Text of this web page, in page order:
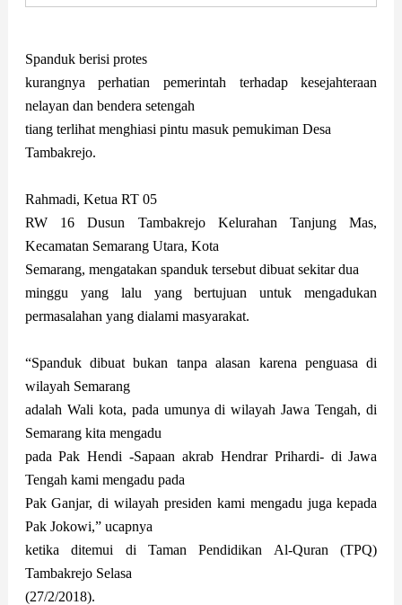
Spanduk berisi protes
kurangnyaperhatianpemerintah terhadapkesejahteraan
nelayan dan bendera setengah
tiangterlihat menghiasi pintu masuk pemukiman Desa
Tambakrejo.
Rahmadi, Ketua RT 05
RW 16 Dusun Tambakrejo Kelurahan Tanjung Mas,
Kecamatan Semarang Utara, Kota
Semarang, mengatakan spanduk tersebut dibuat sekitar dua
minggu yang lalu yang bertujuan untuk mengadukan
permasalahan yang dialami masyarakat.
“Spanduk dibuat bukan tanpa alasan karena penguasa di
wilayah Semarang
adalah Wali kota, pada umunya di wilayah Jawa Tengah, di
Semarang kita mengadu
pada Pak Hendi -Sapaan akrab Hendrar Prihardi- di Jawa
Tengah kami mengadu pada
Pak Ganjar, di wilayah presiden kami mengadu juga kepada
Pak Jokowi,” ucapnya
ketika ditemui di Taman Pendidikan Al-Quran (TPQ)
Tambakrejo Selasa
(27/2/2018).